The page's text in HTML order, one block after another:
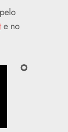
e no
O